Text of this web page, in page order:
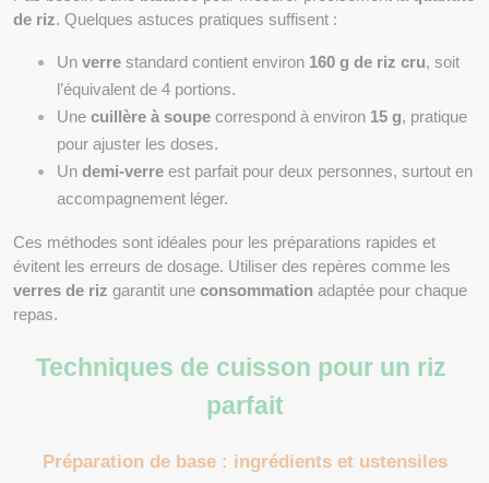
de riz. Quelques astuces pratiques suffisent :
Un verre standard contient environ 160 g de riz cru, soit
l’équivalent de 4 portions.
Une cuillère à soupe correspond à environ 15 g, pratique
pour ajuster les doses.
Un demi-verre est parfait pour deux personnes, surtout en
accompagnement léger.
Ces méthodes sont idéales pour les préparations rapides et
verres de riz garantit une consommation adaptée pour chaque
repas.
Techniques de cuisson pour un riz
parfait
Préparation de base : ingrédients et ustensiles